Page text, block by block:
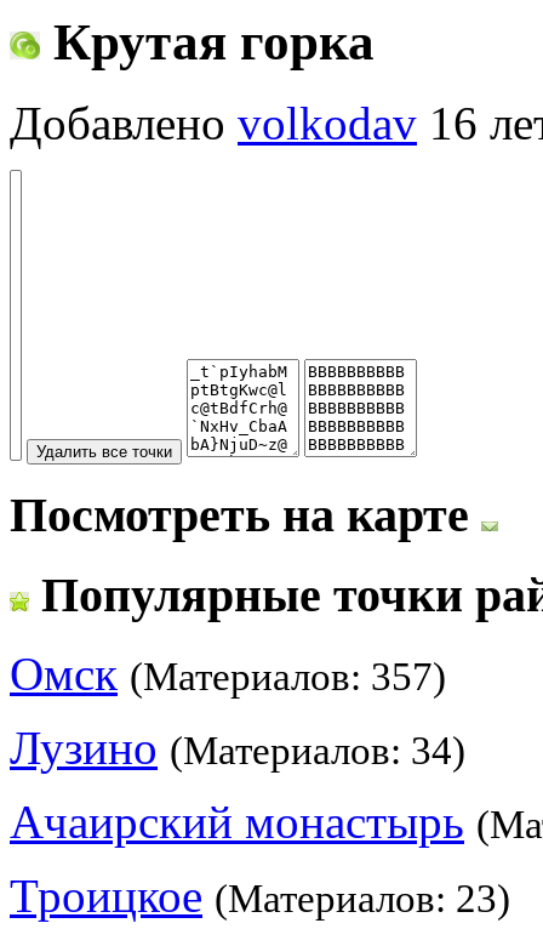
Крутая горка
Добавлено volkodav 16
Посмотреть на карте
Популярные точки
Омск (Материалов: 357)
Лузино (Материалов: 34)
Ачаирский монастырь
Троицкое (Материалов: 23)